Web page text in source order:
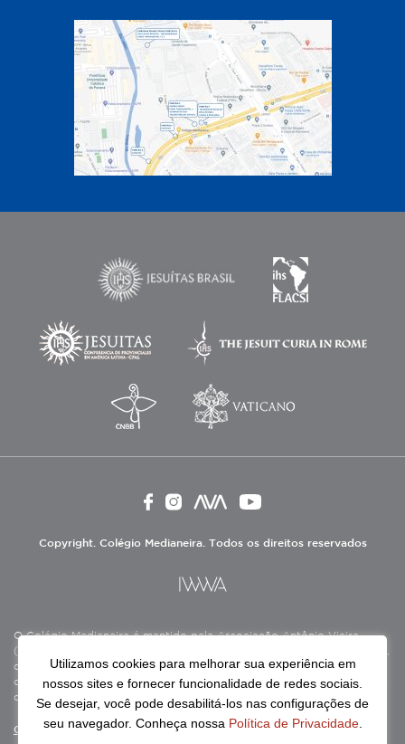
Copyright. Colégio Medianeira. Todos os direitos reservados
O Colégio Medianeira é mantido pela Associação Antônio Vieira
(ASAV), instituição de direito privado sem fins lucrativos, filantrópica,
de natureza educativa, cultural, assistencial e beneficente, certificada
como Entidade Beneficente de Assistência Social (CEBAS), nas áreas
de educação e assistência social.
Continue lendo
Utilizamos cookies para melhorar sua experiência em
nossos sites e fornecer funcionalidade de redes sociais.
Se desejar, você pode desabilitá-los nas configurações de
seu navegador. Conheça nossa Política de Privacidade.